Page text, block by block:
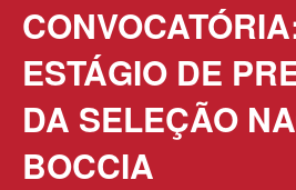
ESTÁGIO DE
DA SELEÇÃO
BOCCIA